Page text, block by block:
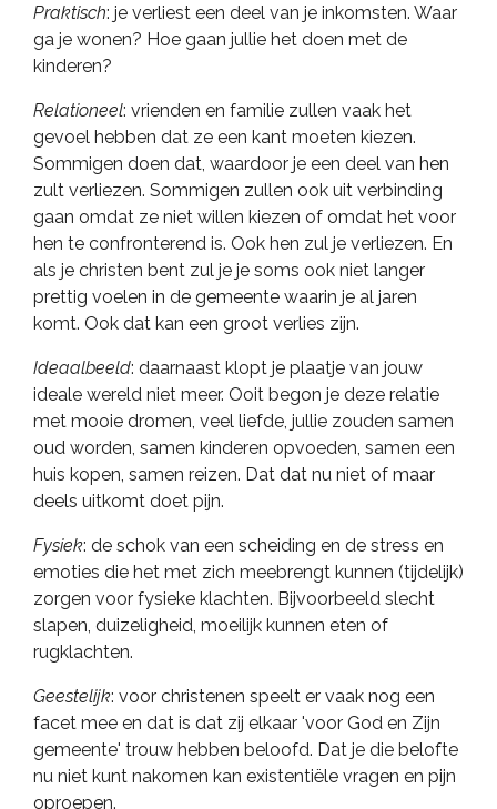
Praktisch: je verliest een deel van je inkomsten. Waar
ga je wonen? Hoe gaan jullie het doen met de
kinderen?
Relationeel: vrienden en familie zullen vaak het
gevoel hebben dat ze een kant moeten kiezen.
Sommigen doen dat, waardoor je een deel van hen
zult verliezen. Sommigen zullen ook uit verbinding
gaan omdat ze niet willen kiezen of omdat het voor
hen te confronterend is. Ook hen zul je verliezen. En
als je christen bent zul je je soms ook niet langer
prettig voelen in de gemeente waarin je al jaren
komt. Ook dat kan een groot verlies zijn.
Ideaalbeeld: daarnaast klopt je plaatje van jouw
ideale wereld niet meer. Ooit begon je deze relatie
met mooie dromen, veel liefde, jullie zouden samen
oud worden, samen kinderen opvoeden, samen een
huis kopen, samen reizen. Dat dat nu niet of maar
deels uitkomt doet pijn.
Fysiek: de schok van een scheiding en de stress en
emoties die het met zich meebrengt kunnen (tijdelijk)
zorgen voor fysieke klachten. Bijvoorbeeld slecht
slapen, duizeligheid, moeilijk kunnen eten of
rugklachten.
Geestelijk: voor christenen speelt er vaak nog een
facet mee en dat is dat zij elkaar 'voor God en Zijn
gemeente' trouw hebben beloofd. Dat je die belofte
nu niet kunt nakomen kan existentiële vragen en pijn
oproepen.